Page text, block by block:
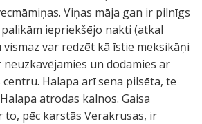
Viņas māja gan ir pilnīgs
iepriekšējo nakti (atkal
var redzēt kā īstie meksikāņi
un dodamies ar
Halapa arī sena pilsēta, te
atrodas kalnos. Gaisa
pēc karstās Verakrusas, ir